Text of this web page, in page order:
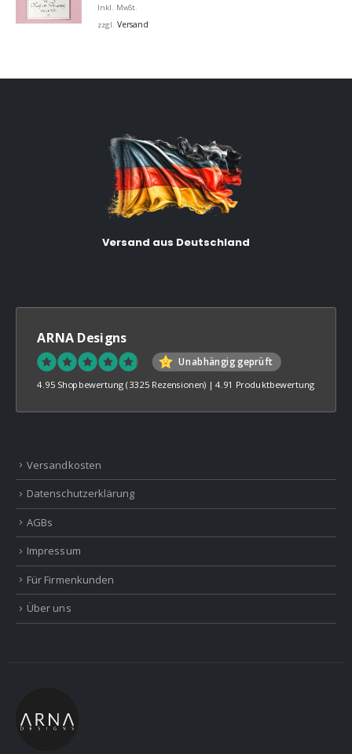
Inkl. MwSt.
zzgl. Versand
Versand aus Deutschland
ARNA Designs
Unabhängig geprüft
4.95 Shopbewertung (3325 Rezensionen) |4.91 Produktbewertung
Versandkosten
Datenschutzerklärung
AGBs
Impressum
Für Firmenkunden
Über uns